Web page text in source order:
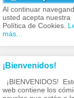
Al continuar
usted acepta nuestra
Política de Cookies.
más...
¡Bienvenidos!
¡BIENVENIDOS!
web contiene los